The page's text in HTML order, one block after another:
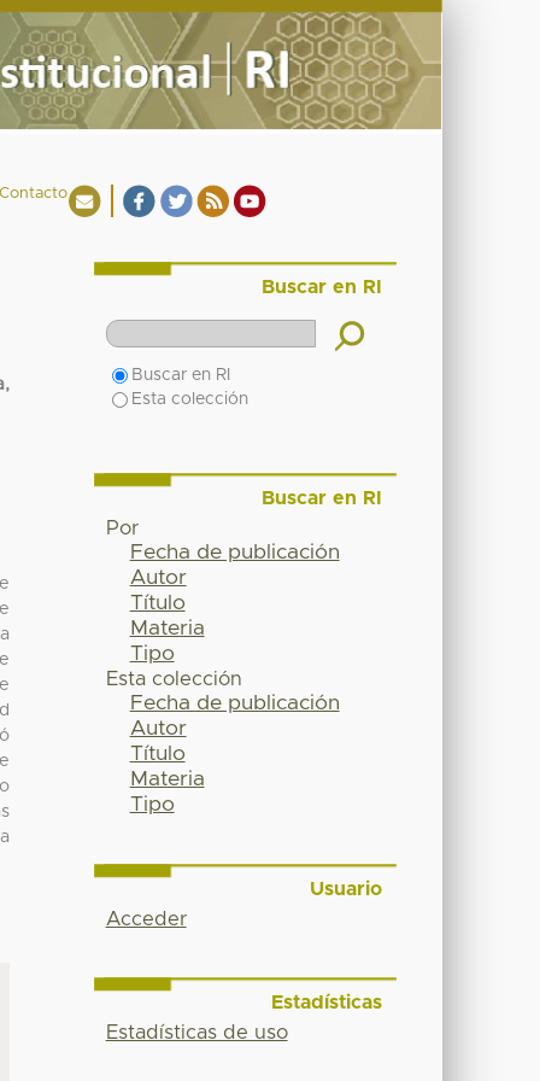
Buscar en RI
Buscar en RI
Esta colección
Buscar en RI
Por
Fecha de publicación
Autor
Título
Materia
Tipo
Esta colección
Fecha de publicación
Autor
Título
Materia
Tipo
Usuario
Acceder
Estadísticas
Estadísticas de uso